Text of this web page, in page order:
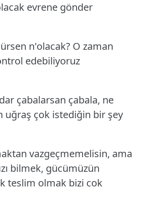
evrene gönder
n'olacak? O zaman
edebiliyoruz
çabalarsan çabala, ne
uğraş çok istediğin bir şey
vazgeçmemelisin, ama
bilmek, gücümüzün
teslim olmak bizi cok